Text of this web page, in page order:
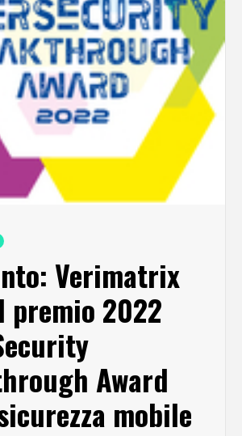
Verimatrix
premio 2022
Award
mobile